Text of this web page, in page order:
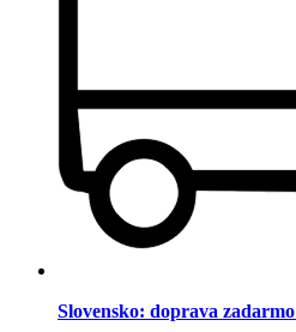
Slovensko: doprava zadarmo